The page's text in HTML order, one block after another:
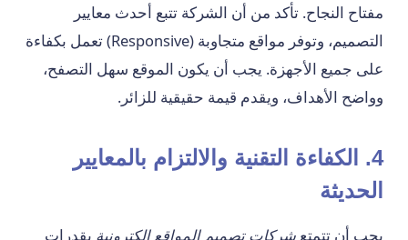
مفتاح النجاح. تأكد من أن الشركة تتبع أحدث معايير
التصميم، وتوفر مواقع متجاوبة (Responsive) تعمل بكفاءة
على جميع الأجهزة. يجب أن يكون الموقع سهل التصفح،
وواضح الأهداف، ويقدم قيمة حقيقية للزائر.
4. الكفاءة التقنية والالتزام بالمعايير
الحديثة
يجب أن تتمتع شركات تصميم المواقع الكترونية بقدرات